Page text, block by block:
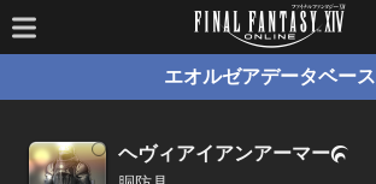
エオルゼアデータベース
ヘヴィアイアンアーマー